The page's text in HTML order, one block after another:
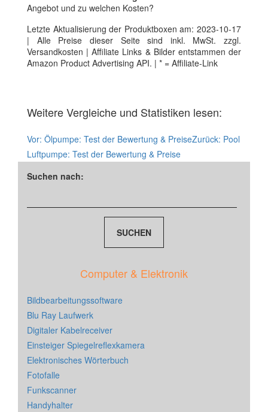
Angebot und zu welchen Kosten?
Letzte Aktualisierung der Produktboxen am: 2023-10-17
| Alle Preise dieser Seite sind inkl. MwSt. zzgl.
Versandkosten | Affiliate Links & Bilder entstammen der
Amazon Product Advertising API. | * = Affiliate-Link
Weitere Vergleiche und Statistiken lesen:
Vor: Ölpumpe: Test der Bewertung & PreiseZurück: Pool
Luftpumpe: Test der Bewertung & Preise
Suchen nach:
Computer & Elektronik
Bildbearbeitungssoftware
Blu Ray Laufwerk
Digitaler Kabelreceiver
Einsteiger Spiegelreflexkamera
Elektronisches Wörterbuch
Fotofalle
Funkscanner
Handyhalter